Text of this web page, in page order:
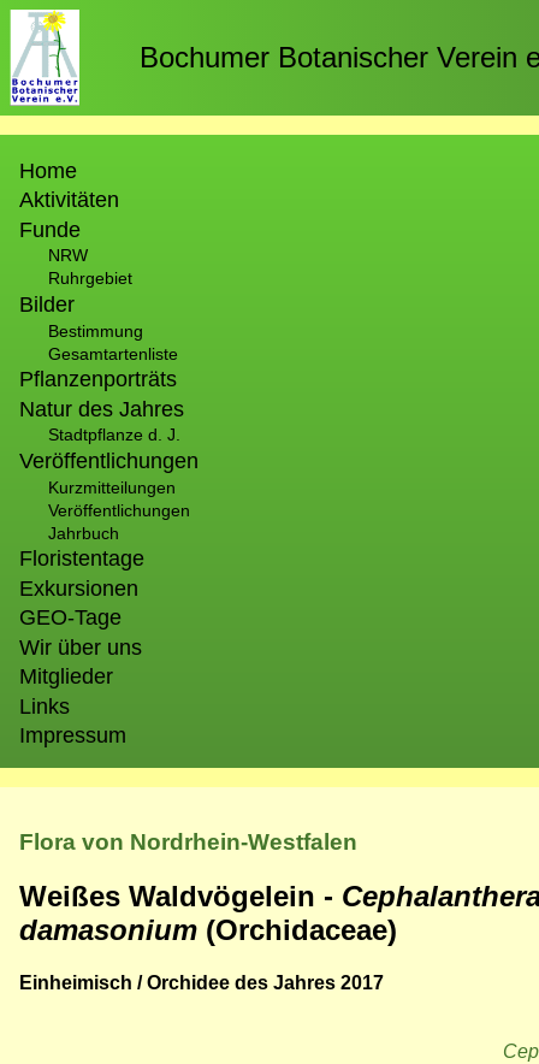
Direkt
zum
Inhalt
Bochumer Botanischer Verein
Home
Aktivitäten
Funde
NRW
Ruhrgebiet
Bilder
Bestimmung
Gesamtartenliste
Pflanzenporträts
Natur des Jahres
Stadtpflanze d. J.
Veröffentlichungen
Kurzmitteilungen
Veröffentlichungen
Jahrbuch
Floristentage
Exkursionen
GEO-Tage
Wir über uns
Mitglieder
Links
Impressum
Flora von Nordrhein-Westfalen
Weißes Waldvögelein -
damasonium (Orchidaceae)
Einheimisch / Orchidee des Jahres 2017